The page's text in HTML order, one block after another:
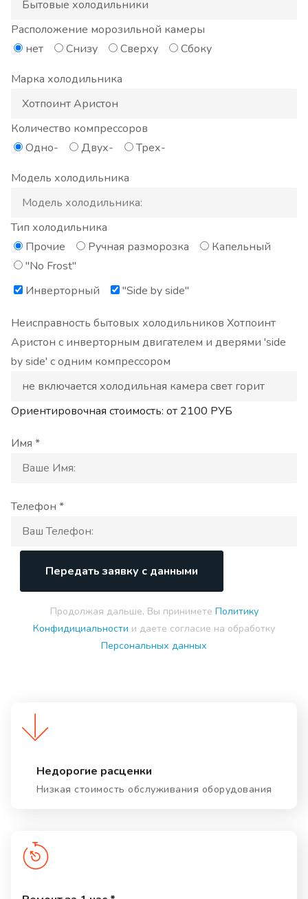
Расположение морозильной камеры
нет
Снизу Сверху
Сбоку
Марка холодильника
Количество компрессоров
Одно-
Двух-
Трех-
Модель холодильника
Тип холодильника
Прочие
Ручная разморозка
Капельный
"No Frost"
Инверторный
"Side by side"
Неисправность бытовых холодильников Хотпоинт
Аристон с инверторным двигателем и дверями 'side
by side' с одним компрессором
Ориентировочная стоимость: от 2100 РУБ
Имя *
Телефон *
Передать заявку с данными
Продолжая дальше, Вы принимете Политику
Конфидициальности и даете согласие на обработку
Персональных данных
Недорогие расценки
Низкая стоимость обслуживания оборудования